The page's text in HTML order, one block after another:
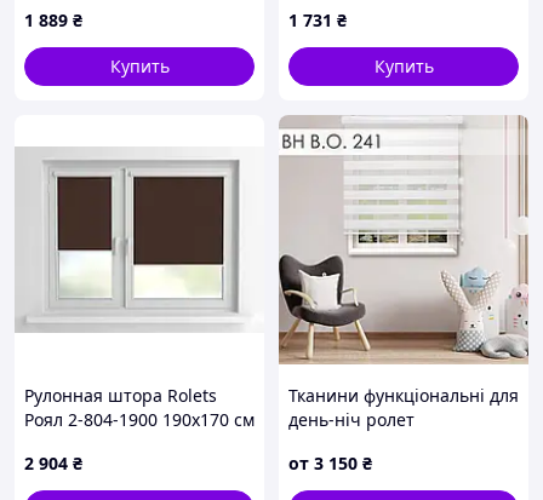
синяя
1 889 ₴
Купить
Белая
1 731 ₴
Купить
Рулонная штора Rolets
Роял 2-804-1900 190x170 см
Шоколадная
2 904 ₴
Тканини функціональні для
день-ніч ролет
от 3 150 ₴